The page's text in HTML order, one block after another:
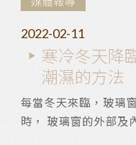
2022-02-11
寒冷冬天降
潮濕的方法
每當冬天來臨，玻璃
時， 玻璃窗的外部及